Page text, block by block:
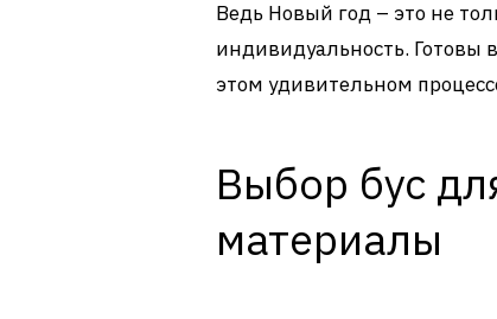
Ведь Новый год – это не
индивидуальность. Готовы
этом удивительном
Выбор бус
материалы